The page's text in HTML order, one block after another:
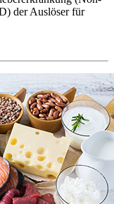
der Auslöser für